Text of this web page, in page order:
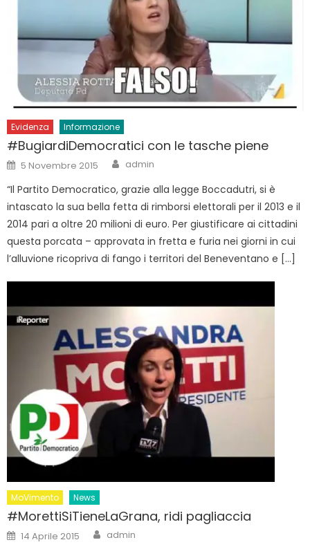
Evidenza Informazione
#BugiardiDemocratici con le tasche piene
Posted
on
5 Novembre 2015 Author
admin
“Il Partito Democratico, grazie alla legge Boccadutri, si è
intascato la sua bella fetta di rimborsi elettorali per il 2013 e il
2014 pari a oltre 20 milioni di euro. Per giustificare ai cittadini
questa porcata – approvata in fretta e furia nei giorni in cui
l’alluvione ricopriva di fango i territori del Beneventano e […]
MoVimento News
#MorettiSiTieneLaGrana, ridi pagliaccia
Posted
on
14 Aprile 2015 Author
admin